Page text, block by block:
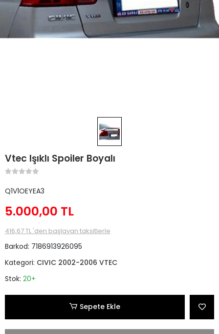
Vtec Işıklı Spoiler Boyalı
Q1V1OEYEA3
5.000,00 TL
416,67 TL 'den başlayan taksitlerle
Barkod: 7186913926095
Kategori: CIVIC 2002-2006 VTEC
Stok: 20+
Sepete Ekle